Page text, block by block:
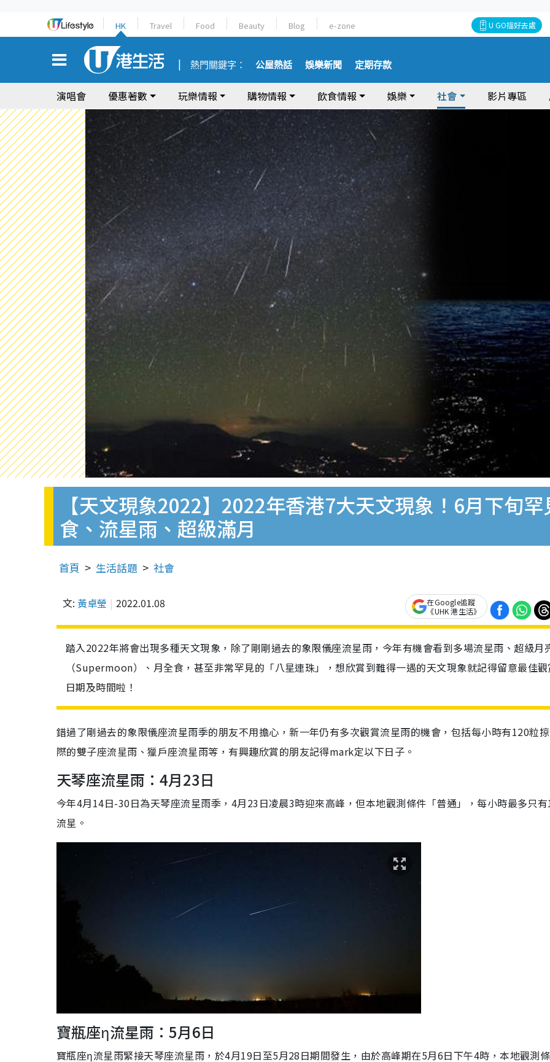
HK Travel Food Beauty Blog e-zone U GO搵好去處
熱門關鍵字： 公屋熱話 娛樂新聞 定期存款
演唱會 優惠著數 玩樂情報 購物情報 飲食情報 娛樂 社會 影片專區
【天文現象2022】2022年香港7大天文現象！6月下旬
食、流星雨、超級滿月
首頁 生活話題 社會
文: 黃卓瑩 2022.01.08
在Google追蹤
《UHK 港生活》
踏入2022年將會出現多種天文現象，除了剛剛過去的象限儀座流星雨，今年有機會看到多場流星雨、超級月
（Supermoon）、月全食，甚至非常罕見的「八星連珠」，想欣賞到難得一遇的天文現象就記得留意最佳
日期及時間啦！
錯過了剛過去的象限儀座流星雨季的朋友不用擔心，新一年仍有多次觀賞流星雨的機會，包括每小時有120粒
際的雙子座流星雨、獵戶座流星雨等，有興趣欣賞的朋友記得mark定以下日子。
天琴座流星雨：4月23日
今年4月14日-30日為天琴座流星雨季，4月23日凌晨3時迎來高峰，但本地觀測條件「普通」，每小時最多只
流星。
寶瓶座η流星雨：5月6日
寶瓶座η流星雨緊接天琴座流星雨，於4月19日至5月28日期間發生，由於高峰期在5月6日下午4時，本地觀測